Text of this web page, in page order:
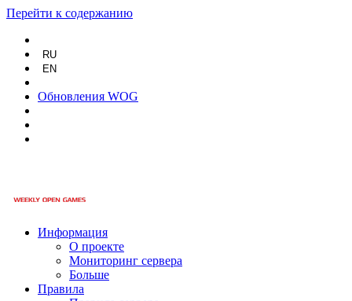
Перейти к содержанию
RU
EN
Обновления WOG
Информация
О проекте
Мониторинг сервера
Больше
Правила